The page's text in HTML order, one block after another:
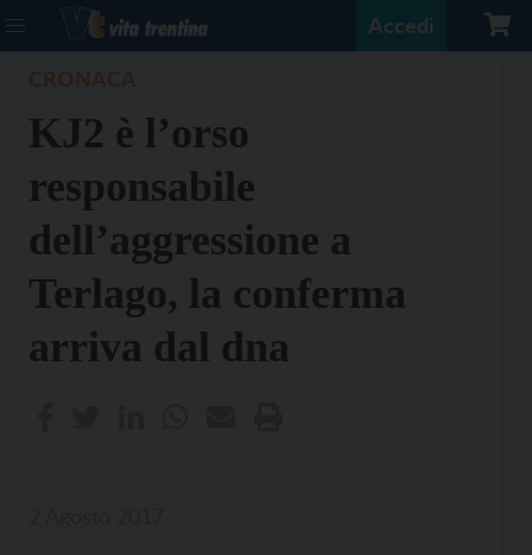
Accedi
KJ2 è l’orso
responsabile
dell’aggressione a
Terlago, la conferma
arriva dal dna